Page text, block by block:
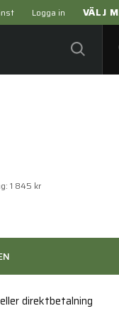
Logga in VÄLJ
1 845 kr
direktbetalning